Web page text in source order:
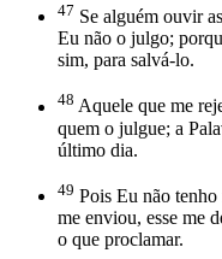
47 Se alguém ouvir
Eu não o julgo;
sim, para salvá-lo.
48 Aquele que me
quem o julgue; a
último dia.
49 Pois Eu não
me enviou, esse me
o que proclamar.